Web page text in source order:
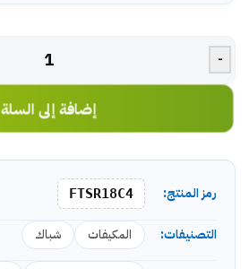
-
إضافة إلى السلة
رمز المنتج: FTSR18C4
التصنيفات: المكيفات شباك